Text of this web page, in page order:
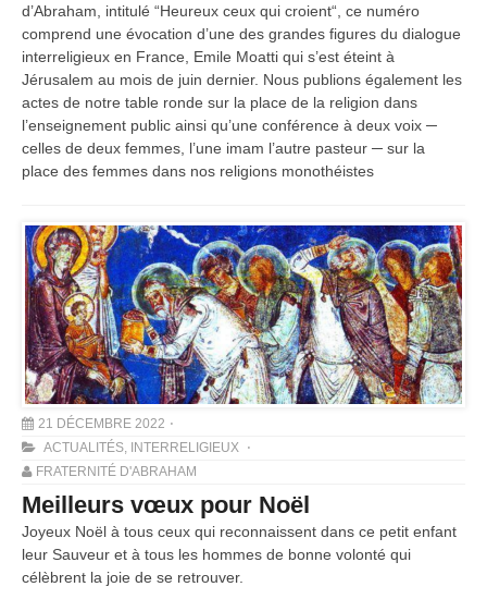
d’Abraham, intitulé “Heureux ceux qui croient“, ce numéro
comprend une évocation d’une des grandes figures du dialogue
interreligieux en France, Emile Moatti qui s’est éteint à
Jérusalem au mois de juin dernier. Nous publions également les
actes de notre table ronde sur la place de la religion dans
l’enseignement public ainsi qu’une conférence à deux voix ─
celles de deux femmes, l’une imam l’autre pasteur ─ sur la
place des femmes dans nos religions monothéistes
21 DÉCEMBRE 2022
ACTUALITÉS, INTERRELIGIEUX
FRATERNITÉ D'ABRAHAM
Meilleurs vœux pour Noël
Joyeux Noël à tous ceux qui reconnaissent dans ce petit enfant
leur Sauveur et à tous les hommes de bonne volonté qui
célèbrent la joie de se retrouver.